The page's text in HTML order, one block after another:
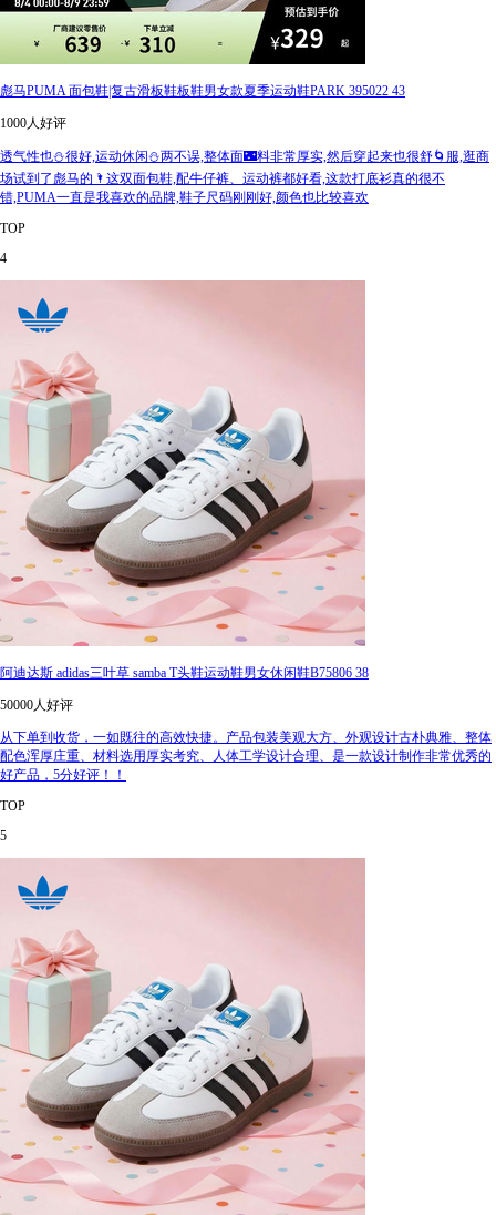
彪马PUMA 面包鞋|复古滑板鞋板鞋男女款夏季运动鞋PARK 395022 43
1000人好评
透气性也⛄很好,运动休闲⛄两不误,整体面🌃料非常厚实,然后穿起来也很舒🌀服,逛商
场试到了彪马的🌂这双面包鞋,配牛仔裤、运动裤都好看,这款打底衫真的很不
错,PUMA一直是我喜欢的品牌,鞋子尺码刚刚好,颜色也比较喜欢
TOP
4
阿迪达斯 adidas三叶草 samba T头鞋运动鞋男女休闲鞋B75806 38
50000人好评
从下单到收货，一如既往的高效快捷。产品包装美观大方、外观设计古朴典雅、整体
配色浑厚庄重、材料选用厚实考究、人体工学设计合理、是一款设计制作非常优秀的
好产品，5分好评！！
TOP
5